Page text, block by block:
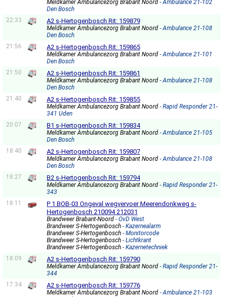
Meldkamer Ambulancezorg Brabant Noord - Ambulance 21-102
Den Bosch
22:33
A2 s-Hertogenbosch Rit: 159879
Meldkamer Ambulancezorg Brabant Noord - Ambulance 21-108
Den Bosch
21:56
A2 s-Hertogenbosch Rit: 159865
Meldkamer Ambulancezorg Brabant Noord - Ambulance 21-101
Den Bosch
21:50
A2 s-Hertogenbosch Rit: 159861
Meldkamer Ambulancezorg Brabant Noord - Ambulance 21-108
Den Bosch
21:40
A2 s-Hertogenbosch Rit: 159855
Meldkamer Ambulancezorg Brabant Noord - Rapid Responder 21-
341 Uden
20:07
B1 s-Hertogenbosch Rit: 159834
Meldkamer Ambulancezorg Brabant Noord - Ambulance 21-105
Den Bosch
18:40
A2 s-Hertogenbosch Rit: 159807
Meldkamer Ambulancezorg Brabant Noord - Ambulance 21-108
Den Bosch
18:27
B2 s-Hertogenbosch Rit: 159794
Meldkamer Ambulancezorg Brabant Noord - Rapid Responder 21-
343
18:11
P 1 BOB-03 Ongeval wegvervoer Meerendonkweg s-
Hertogenbosch 210094 212031
Brandweer Brabant-Noord - OvD West
Brandweer S-Hertogenbosch - Kazernealarm
Brandweer S-Hertogenbosch - Monitorcode
Brandweer S-Hertogenbosch - Lichtkrant
Brandweer S-Hertogenbosch - Kazernetechniek
18:09
A2 s-Hertogenbosch Rit: 159790
Meldkamer Ambulancezorg Brabant Noord - Rapid Responder 21-
344
17:34
A2 s-Hertogenbosch Rit: 159776
Meldkamer Ambulancezorg Brabant Noord - Ambulance 21-103